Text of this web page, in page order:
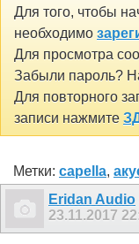
Для того, чтобы
необходимо
Для просмотра
Забыли пароль?
Для повторного
записи нажмите
Метки: capella,
Eridan Audio
23.11.2017